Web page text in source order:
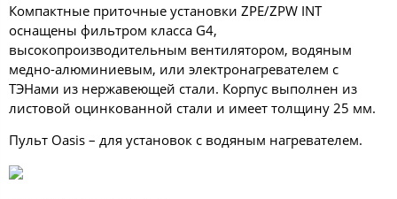
Компактные приточные установки ZPE/ZPW INT
оснащены фильтром класса G4,
высокопроизводительным вентилятором, водяным
медно-алюминиевым, или электронагревателем с
ТЭНами из нержавеющей стали. Корпус выполнен из
листовой оцинкованной стали и имеет толщину 25 мм.
Пульт Oasis – для установок с водяным нагревателем.